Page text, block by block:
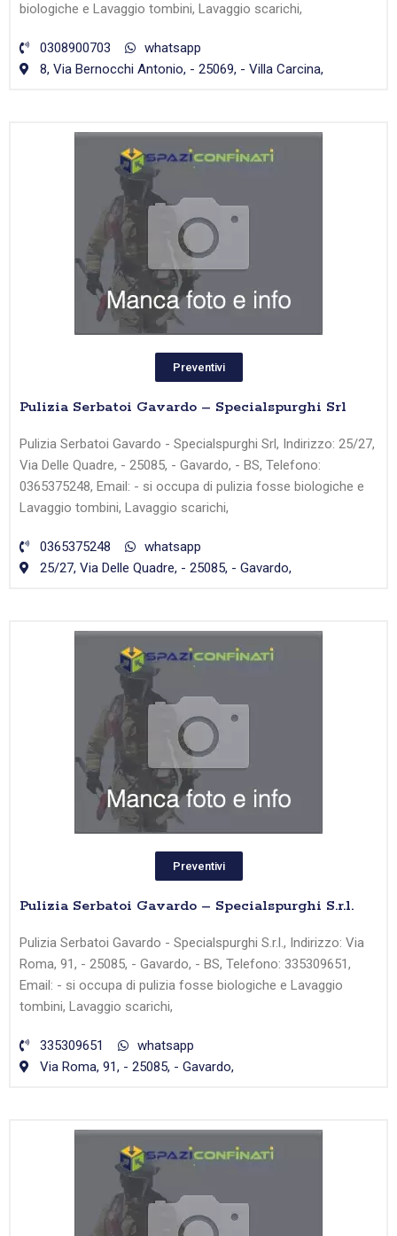
biologiche e Lavaggio tombini, Lavaggio scarichi,
0308900703
whatsapp
8, Via Bernocchi Antonio, - 25069, - Villa Carcina,
Preventivi
Pulizia Serbatoi Gavardo – Specialspurghi Srl
Pulizia Serbatoi Gavardo - Specialspurghi Srl, Indirizzo: 25/27,
Via Delle Quadre, - 25085, - Gavardo, - BS, Telefono:
0365375248, Email: - si occupa di pulizia fosse biologiche e
Lavaggio tombini, Lavaggio scarichi,
0365375248
whatsapp
25/27, Via Delle Quadre, - 25085, - Gavardo,
Preventivi
Pulizia Serbatoi Gavardo – Specialspurghi S.r.l.
Pulizia Serbatoi Gavardo - Specialspurghi S.r.l., Indirizzo: Via
Roma, 91, - 25085, - Gavardo, - BS, Telefono: 335309651,
Email: - si occupa di pulizia fosse biologiche e Lavaggio
tombini, Lavaggio scarichi,
335309651
whatsapp
Via Roma, 91, - 25085, - Gavardo,